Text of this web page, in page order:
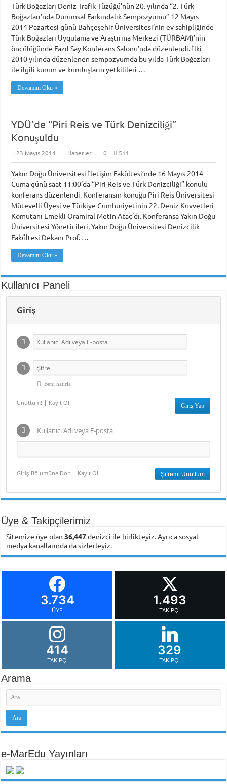
Armona Denizcilik İşletme Müdürü Kapt. Semih Falay Vefat Etti
Piri Reis Üniversitesi’nin Karadeniz Ülkeleri için “Ortak Yüksek Lisans
DARGEB’ten, Deniz’den Fotoğraf Sergisi
DARGEB Denizci Gönüllüler’den Preveze Deniz Zaferi Videosu
Türk Boğazları Deniz Trafik Tüzüğü’nün 20. yılında “2. Türk
Boğazları’nda Durumsal Farkındalık Sempozyumu” 12 Mayıs
2014 Pazartesi günü Bahçeşehir Üniversitesi’nin ev sahipliğinde
Türk Boğazları Uygulama ve Araştırma Merkezi (TÜRBAM)’nin
öncülüğünde Fazıl Say Konferans Salonu’nda düzenlendi. İlki
2010 yılında düzenlenen sempozyumda bu yılda Türk Boğazları
ile ilgili kurum ve kuruluşların yetkilileri …
Devamını Oku »
YDÜ’de “Piri Reis ve Türk Denizciliği”
Konuşuldu
23 Mayıs 2014 Haberler 0 511
Yakın Doğu Üniversitesi İletişim Fakültesi’nde 16 Mayıs 2014
Cuma günü saat 11:00’da “Piri Reis ve Türk Denizciliği” konulu
konferans düzenlendi. Konferansın konuğu Piri Reis Üniversitesi
Mütevelli Üyesi ve Türkiye Cumhuriyetinin 22. Deniz Kuvvetleri
Komutanı Emekli Oramiral Metin Ataç’dı. Konferansa Yakın Doğu
Üniversitesi Yöneticileri, Yakın Doğu Üniversitesi Denizcilik
Fakültesi Dekanı Prof. …
Devamını Oku »
Kullanıcı Paneli
Giriş
Beni hatırla
Unuttum! | Kayıt Ol
Kullanıcı Adı veya E-posta
Giriş Bölümüne Dön | Kayıt Ol
Üye & Takipçilerimiz
Sitemize üye olan36,447denizci ile birlikteyiz. Ayrıca sosyal
medya kanallarında da sizlerleyiz.
3.734
ÜYE
1.493
TAKIPÇI
414
TAKIPÇI
329
TAKIPÇI
Arama
e-MarEdu Yayınları